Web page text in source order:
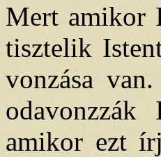
Mert amikor
tisztelik
vonzása
amikor ezt